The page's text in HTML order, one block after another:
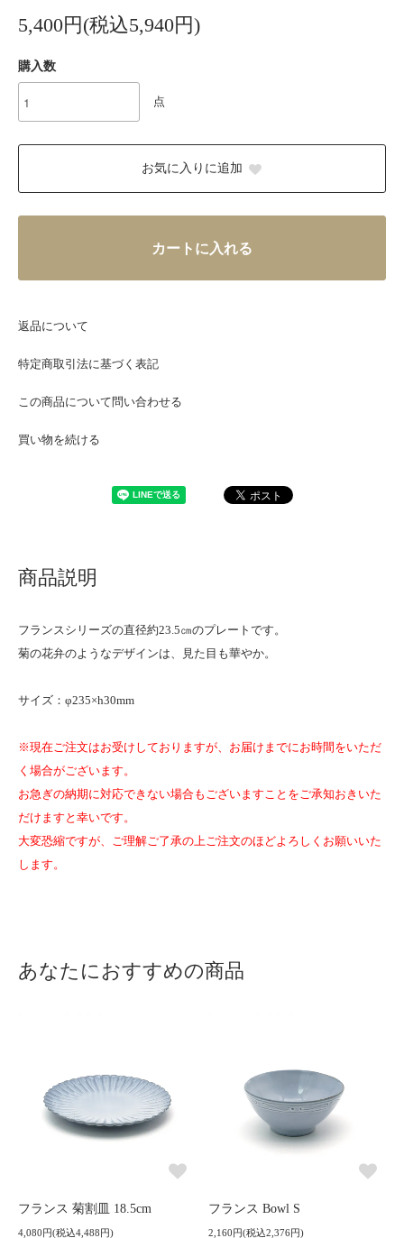
5,400円(税込5,940円)
購入数
点
お気に入りに追加
カートに入れる
返品について
特定商取引法に基づく表記
この商品について問い合わせる
買い物を続ける
商品説明
フランスシリーズの直径約23.5㎝のプレートです。
菊の花弁のようなデザインは、見た目も華やか。
サイズ：φ235×h30mm
※現在ご注文はお受けしておりますが、お届けまでにお時間をいただ
く場合がございます。
お急ぎの納期に対応できない場合もございますことをご承知おきいた
だけますと幸いです。
大変恐縮ですが、ご理解ご了承の上ご注文のほどよろしくお願いいた
します。
あなたにおすすめの商品
フランス 菊割皿 18.5cm
4,080円(税込4,488円)
フランス Bowl S
2,160円(税込2,376円)